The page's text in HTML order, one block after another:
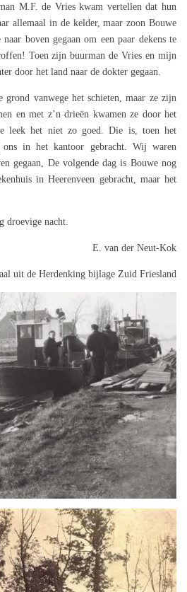
M.F. de Vries kwam vertellen dat hun
allemaal in de kelder, maar zoon Bouwe
boven gegaan om een paar dekens te
Toen zijn buurman de Vries en mijn
door het land naar de dokter gegaan.
vanwege het schieten, maar ze zijn
en met z’n drieën kwamen ze door het
leek het niet zo goed. Die is, toen het
ons in het kantoor gebracht. Wij waren
gegaan, De volgende dag is Bouwe nog
in Heerenveen gebracht, maar het
droevige nacht.
E. van der Neut-Kok
uit de Herdenking bijlage Zuid Friesland